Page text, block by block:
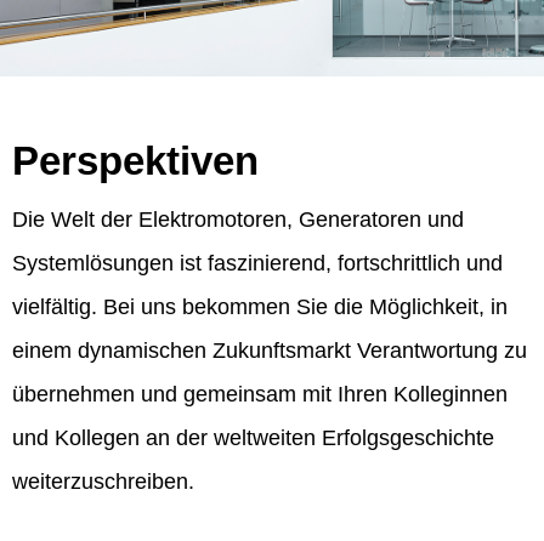
Perspektiven
Die Welt der Elektromotoren, Generatoren und
Systemlösungen ist faszinierend, fortschrittlich und
vielfältig. Bei uns bekommen Sie die Möglichkeit, in
einem dynamischen Zukunftsmarkt Verantwortung zu
übernehmen und gemeinsam mit Ihren Kolleginnen
und Kollegen an der weltweiten Erfolgsgeschichte
weiterzuschreiben.